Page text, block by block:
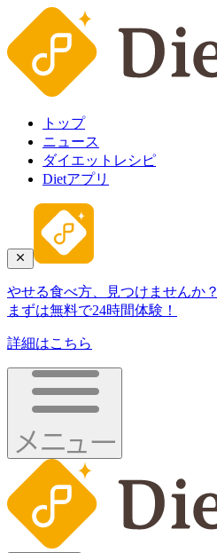
トップ
ニュース
ダイエットレシピ
Dietアプリ
やせる食べ方、見つけませんか？
まずは無料で24時間体験！
詳細はこちら